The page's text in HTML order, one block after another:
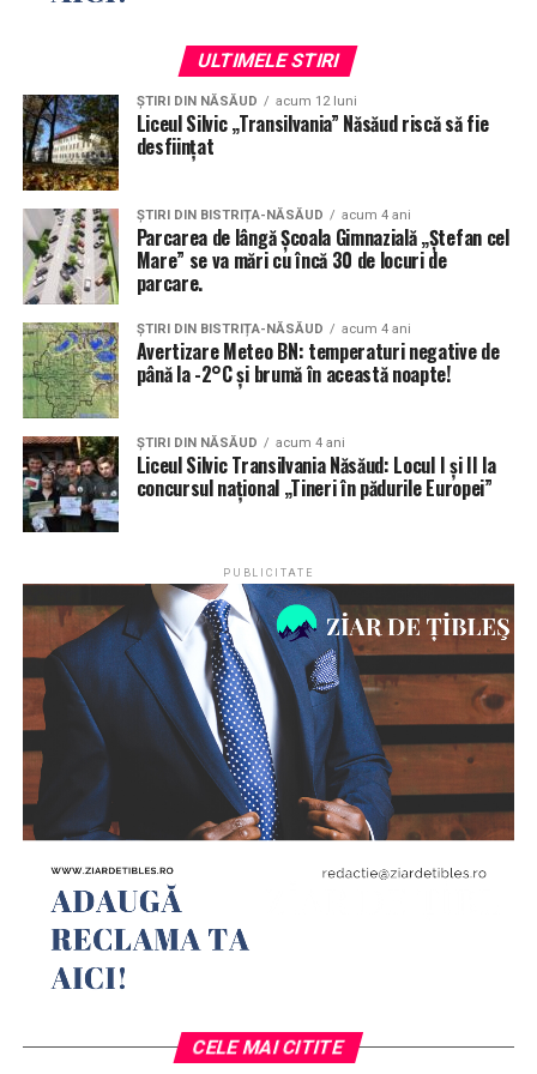
Opera poetică:
Dor de voi
Autor: iRina Coptil
Am în piept un dor cât Luna
Din satul cu amintiri,
Unde am văzut lumina
Și pe dragii mei părinți...
Port cărarea dinspre luncă
Din sătucul bistrițean
Lacrimi curg înspre-a mea gură,
Suspinând cu mult alean!
Dragii mei s-au dus spre ceruri
Tata s-a dus prea curând
Iară mama printre plânsuri,
A trăit în sânul vieții
Cu respect și omenie
Amintirea vie-a tatei,
A purtat-o cu simbrie!
Casa noastră mă așteaptă
Să mă-ntorc oricând cu drag,
Pe pereți e scris cu trudă
,,Iubiții noști copilași”-
Opt ați fost, cinci ați rămas
Dragostea de frați e sfântă,
Să trăiți sub vechiul laț-
V-o lăsăm ca pe-o poruncă!
Dor de noi, când casa-i goală
ULTIMELE STIRI
ȘTIRI DIN NĂSĂUD acum 12 luni
Liceul Silvic „Transilvania” Năsăud riscă să fie
desființat
ȘTIRI DIN BISTRIȚA-NĂSĂUD acum 4 ani
Parcarea de lângă Școala Gimnazială „Ștefan cel
Mare” se va mări cu încă 30 de locuri de
parcare.
ȘTIRI DIN BISTRIȚA-NĂSĂUD acum 4 ani
Avertizare Meteo BN: temperaturi negative de
până la -2°C și brumă în această noapte!
ȘTIRI DIN NĂSĂUD acum 4 ani
Liceul Silvic Transilvania Năsăud: Locul I și II la
concursul național „Tineri în pădurile Europei”
PUBLICITATE
CELE MAI CITITE